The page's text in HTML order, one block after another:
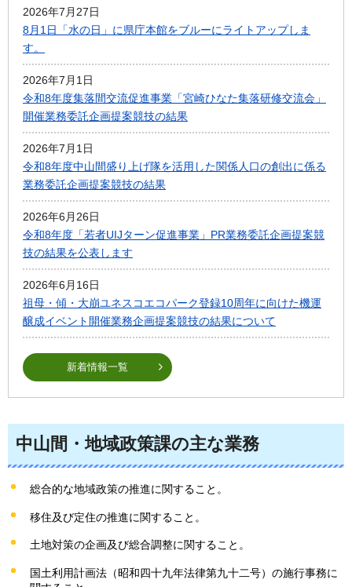
2026年7月27日
8月1日「水の日」に県庁本館をブルーにライトアップしま
す。
2026年7月1日
令和8年度集落間交流促進事業「宮崎ひなた集落研修交流会」
開催業務委託企画提案競技の結果
2026年7月1日
令和8年度中山間盛り上げ隊を活用した関係人口の創出に係る
業務委託企画提案競技の結果
2026年6月26日
令和8年度「若者UIJターン促進事業」PR業務委託企画提案競
技の結果を公表します
2026年6月16日
祖母・傾・大崩ユネスコエコパーク登録10周年に向けた機運
醸成イベント開催業務企画提案競技の結果について
新着情報一覧
中山間・地域政策課の主な業務
総合的な地域政策の推進に関すること。
移住及び定住の推進に関すること。
土地対策の企画及び総合調整に関すること。
国土利用計画法（昭和四十九年法律第九十二号）の施行事務に